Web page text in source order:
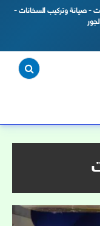
- صيانة وتركيب السخانات -